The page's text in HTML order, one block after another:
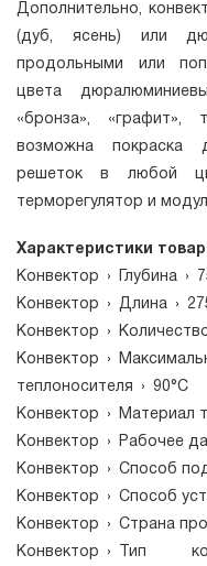
Дополнительно,
(дуб, ясень) или
продольными или
цвета
«бронза»,
возможна покраска
решеток в любой
терморегулятор и
Характеристики
Конвектор
› Глубина ›
Конвектор
› Длина ›
Конвектор
›
Конвектор
›
теплоносителя
›
90°C
Конвектор
› Материал
Конвектор
› Рабочее
Конвектор
› Способ
Конвектор
› Способ
Конвектор
› Страна
Конвектор
› Тип